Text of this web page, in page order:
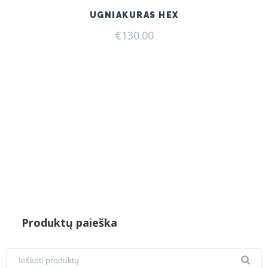
UGNIAKURAS HEX
€130.00
Produktų paieška